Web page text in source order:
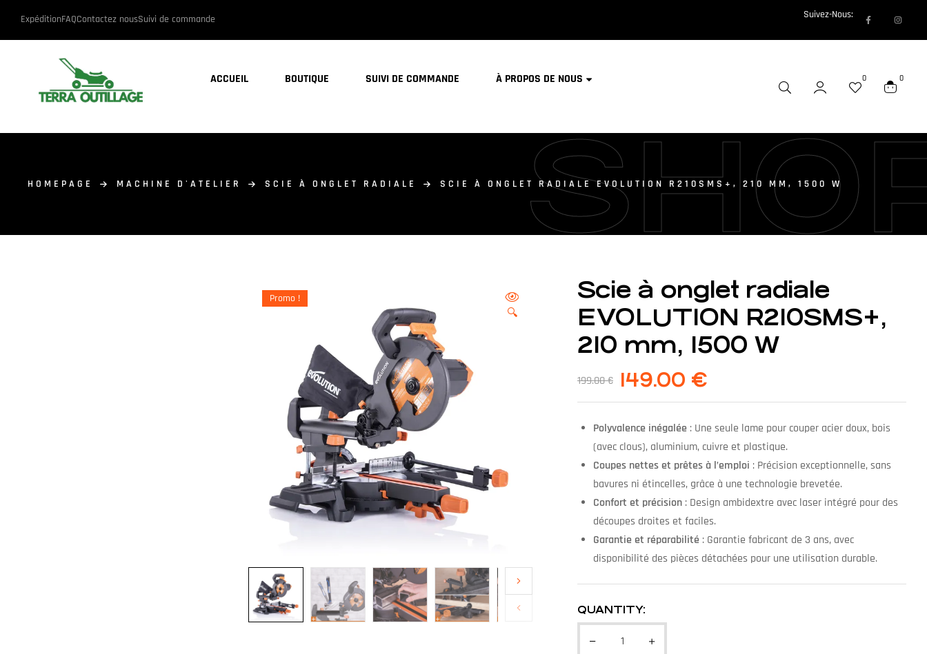
ExpéditionFAQContactez nousSuivi de commande Suivez-Nous:
ACCUEIL BOUTIQUE SUIVI DE COMMANDE À PROPOS DE NOUS 0 0
HOMEPAGE MACHINE D'ATELIER SCIE À ONGLET RADIALE SCIE À ONGLET RADIALE EVOLUTION R210SMS+, 210 MM, 1500 W
🔍
Promo !
Scie à onglet radiale
EVOLUTION R210SMS+,
210 mm, 1500 W
199.00€ 149.00 €
Polyvalence inégalée : Une seule lame pour couper acier doux, bois
(avec clous), aluminium, cuivre et plastique.
Coupes nettes et prêtes à l’emploi : Précision exceptionnelle, sans
bavures ni étincelles, grâce à une technologie brevetée.
Confort et précision: Design ambidextre avec laser intégré pour des
découpes droites et faciles.
Garantie et réparabilité : Garantie fabricant de 3 ans, avec
disponibilité des pièces détachées pour une utilisation durable.
QUANTITY: